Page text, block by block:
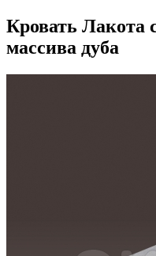
Кровать Лакота
массива дуба